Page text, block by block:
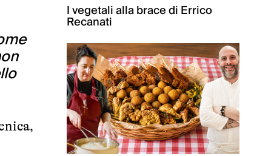
I vegetali alla brace di Errico
Recanati